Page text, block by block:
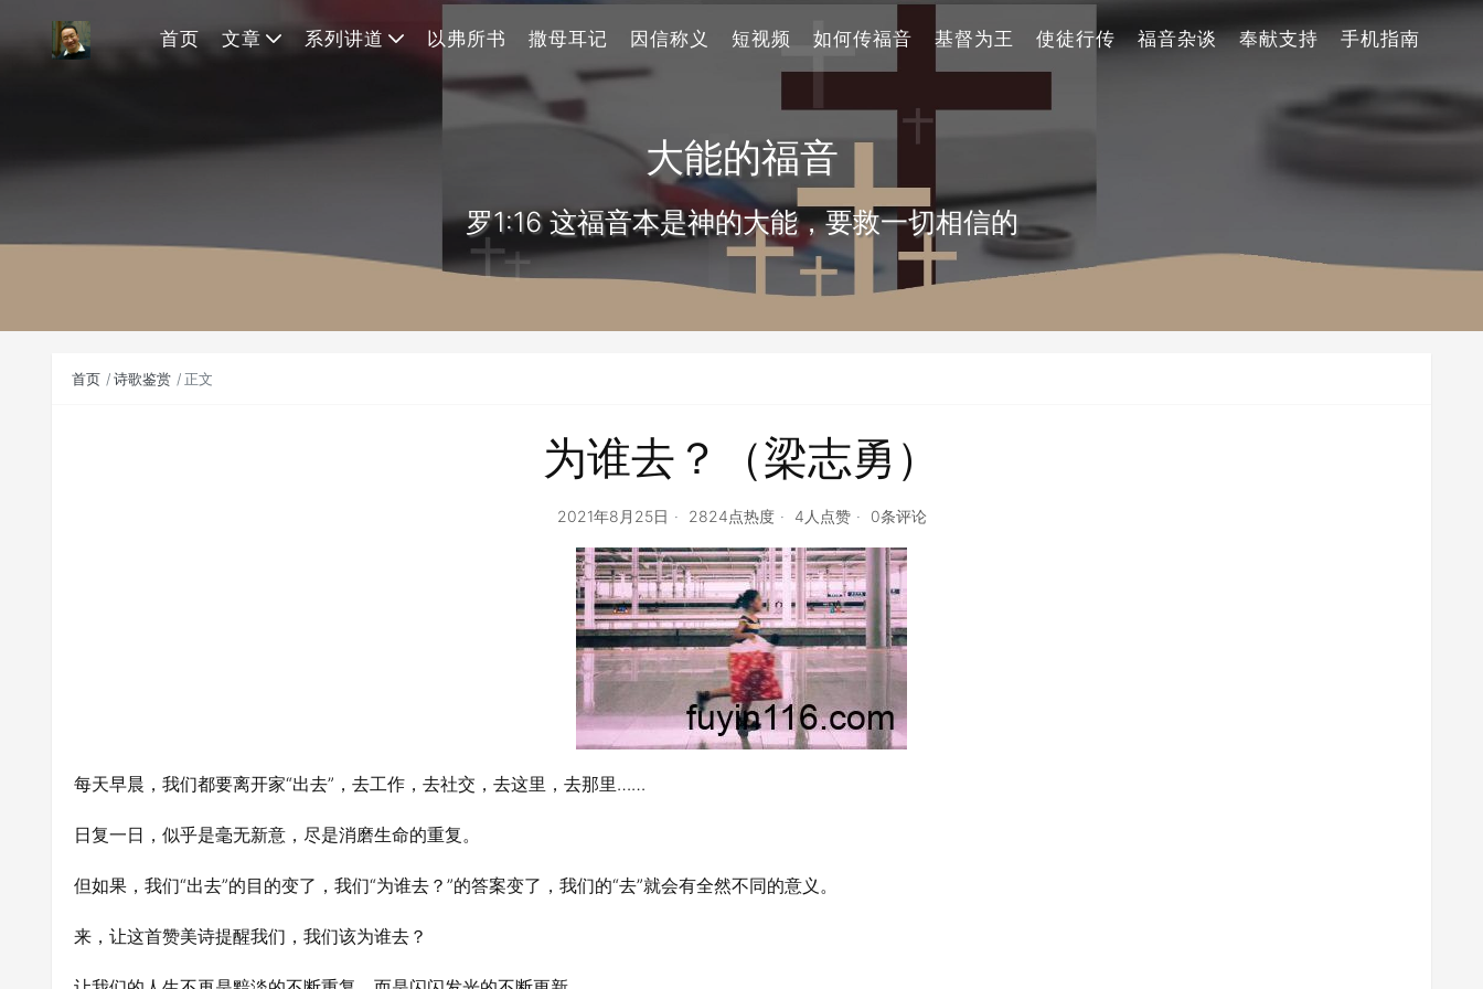
首页 文章 系列讲道 以弗所书 撒母耳记 因信称义 短视频 如何传福音 基督为王 使徒行传 福音杂谈 奉献支持 手机指南
大能的福音
罗1:16 这福音本是神的大能，要救一切相信的
首页 诗歌鉴赏 正文
为谁去？（梁志勇）
2021年8月25日 2824点热度 4人点赞 0条评论
每天早晨，我们都要离开家“出去”，去工作，去社交，去这里，去那里……
日复一日，似乎是毫无新意，尽是消磨生命的重复。
但如果，我们“出去”的目的变了，我们“为谁去？”的答案变了，我们的“去”就会有全然不同的意义。
来，让这首赞美诗提醒我们，我们该为谁去？